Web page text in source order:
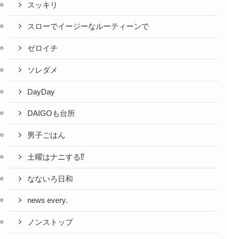
スッキリ
スローでイージーなルーティーンで
ゼロイチ
ソレダメ
DayDay
DAIGOも台所
男子ごはん
土曜はナニする⁉
なないろ日和
news every.
ノンストップ